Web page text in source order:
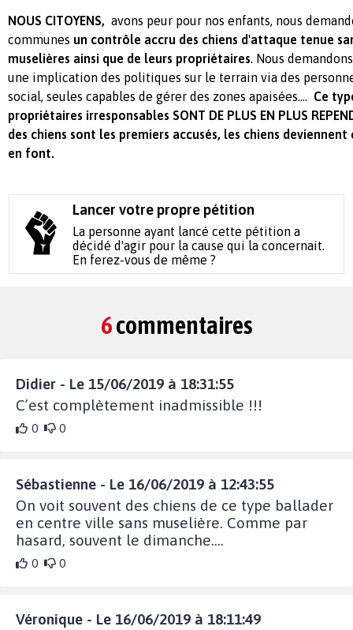
NOUS CITOYENS, avons peur pour nos enfants, nous
communes un contrôle accru des chiens d'attaque tenue
muselières ainsi que de leurs propriétaires. Nous
une implication des politiques sur le terrain via des
social, seules capables de gérer des zones apaisées.... Ce
propriétaires irresponsables SONT DE PLUS EN PLUS
des chiens sont les premiers accusés, les chiens
en font.
Lancer votre propre pétition
La personne ayant lancé cette pétition a
décidé d'agir pour la cause qui la concernait.
En ferez-vous de même ?
6commentaires
Didier - Le 15/06/2019 à 18:31:55
C’est complètement inadmissible !!!
0 0
Sébastienne - Le 16/06/2019 à 12:43:55
On voit souvent des chiens de ce type ballader
en centre ville sans muselière. Comme par
hasard, souvent le dimanche....
0 0
Véronique - Le 16/06/2019 à 18:11:49